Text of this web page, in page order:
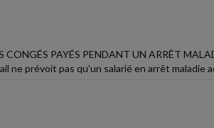
CONGÉS PAYÉS PENDANT UN ARRÊT
ne prévoit pas qu'un salarié en arrêt maladie